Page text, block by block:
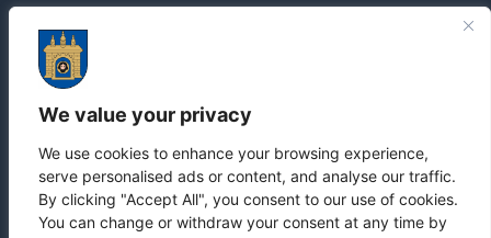
We value your privacy
We use cookies to enhance your browsing experience,
serve personalised ads or content, and analyse our traffic.
By clicking "Accept All", you consent to our use of cookies.
You can change or withdraw your consent at any time by
Atviri duomenys
Nuorodos
Dažniausiai užduodami klausimai
Apie savivaldybę